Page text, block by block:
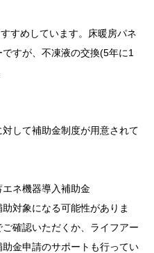
すめしています。床暖房パネ
すが、不凍液の交換(5年に1
して補助金制度が用意されて
ネ機器導入補助金
対象になる可能性がありま
確認いただくか、ライフアー
金申請のサポートも行ってい